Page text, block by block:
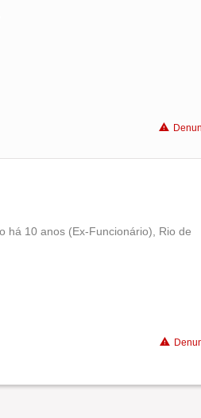
a diretoria
há 10 anos (Ex-Funcionário), Rio de